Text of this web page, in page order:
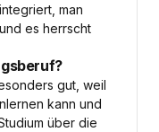
man
es herrscht
gut, weil
kann und
über die